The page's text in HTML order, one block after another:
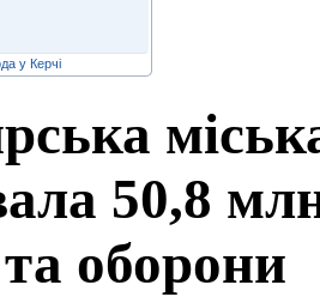
у Керчі
50,8
оборони